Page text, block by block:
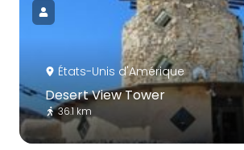
États-Unis d'Amérique
Desert View Tower
36.1 km